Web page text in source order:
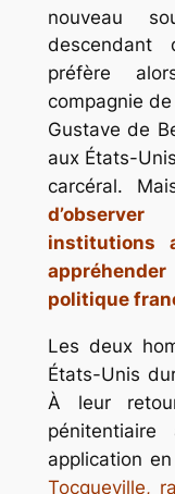
nouveau
descendant
préfère
compagnie
Gustave de
aux États-
carcéral.
institutions
politique
Les deux
États-Unis
À leur
application
Tocqueville,